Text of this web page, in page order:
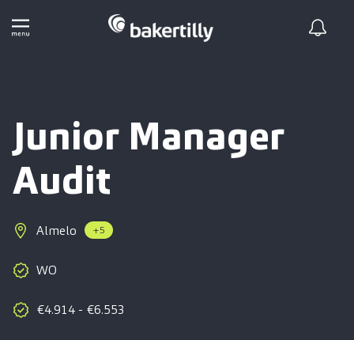
Junior Manager
Audit
Almelo +5
WO
€4.914 - €6.553